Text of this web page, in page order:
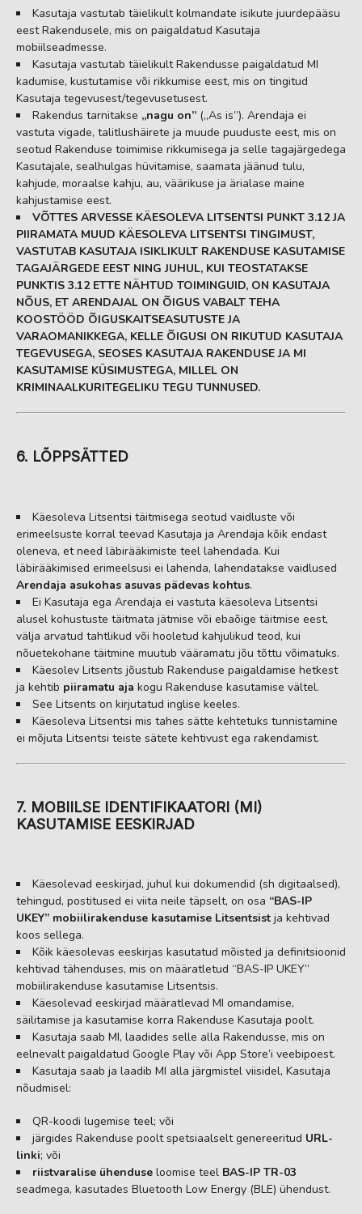
Kasutaja vastutab täielikult kolmandate isikute juurdepääsu
eest Rakendusele, mis on paigaldatud Kasutaja
mobiilseadmesse.
Kasutaja vastutab täielikult Rakendusse paigaldatud MI
kadumise, kustutamise või rikkumise eest, mis on tingitud
Kasutaja tegevusest/tegevusetusest.
Rakendus tarnitakse „nagu on” („As is”). Arendaja ei
vastuta vigade, talitlushäirete ja muude puuduste eest, mis on
seotud Rakenduse toimimise rikkumisega ja selle tagajärgedega
Kasutajale, sealhulgas hüvitamise, saamata jäänud tulu,
kahjude, moraalse kahju, au, väärikuse ja ärialase maine
kahjustamise eest.
VÕTTES ARVESSE KÄESOLEVA LITSENTSI PUNKT 3.12 JA
PIIRAMATA MUUD KÄESOLEVA LITSENTSI TINGIMUST,
VASTUTAB KASUTAJA ISIKLIKULT RAKENDUSE KASUTAMISE
TAGAJÄRGEDE EEST NING JUHUL, KUI TEOSTATAKSE
PUNKTIS 3.12 ETTE NÄHTUD TOIMINGUID, ON KASUTAJA
NÕUS, ET ARENDAJAL ON ÕIGUS VABALT TEHA
KOOSTÖÖD ÕIGUSKAITSEASUTUSTE JA
VARAOMANIKKEGA, KELLE ÕIGUSI ON RIKUTUD KASUTAJA
TEGEVUSEGA, SEOSES KASUTAJA RAKENDUSE JA MI
KASUTAMISE KÜSIMUSTEGA, MILLEL ON
KRIMINAALKURITEGELIKU TEGU TUNNUSED.
6. LÕPPSÄTTED
Käesoleva Litsentsi täitmisega seotud vaidluste või
erimeelsuste korral teevad Kasutaja ja Arendaja kõik endast
oleneva, et need läbirääkimiste teel lahendada. Kui
läbirääkimised erimeelsusi ei lahenda, lahendatakse vaidlused
Arendaja asukohas asuvas pädevas kohtus.
Ei Kasutaja ega Arendaja ei vastuta käesoleva Litsentsi
alusel kohustuste täitmata jätmise või ebaõige täitmise eest,
välja arvatud tahtlikud või hooletud kahjulikud teod, kui
nõuetekohane täitmine muutub vääramatu jõu tõttu võimatuks.
Käesolev Litsents jõustub Rakenduse paigaldamise hetkest
ja kehtib piiramatu aja kogu Rakenduse kasutamise vältel.
See Litsents on kirjutatud inglise keeles.
Käesoleva Litsentsi mis tahes sätte kehtetuks tunnistamine
ei mõjuta Litsentsi teiste sätete kehtivust ega rakendamist.
7. MOBIILSE IDENTIFIKAATORI (MI)
KASUTAMISE EESKIRJAD
Käesolevad eeskirjad, juhul kui dokumendid (sh digitaalsed),
tehingud, postitused ei viita neile täpselt, on osa “BAS-IP
UKEY” mobiilirakenduse kasutamise Litsentsist ja kehtivad
koos sellega.
Kõik käesolevas eeskirjas kasutatud mõisted ja definitsioonid
kehtivad tähenduses, mis on määratletud “BAS-IP UKEY”
mobiilirakenduse kasutamise Litsentsis.
Käesolevad eeskirjad määratlevad MI omandamise,
säilitamise ja kasutamise korra Rakenduse Kasutaja poolt.
Kasutaja saab MI, laadides selle alla Rakendusse, mis on
eelnevalt paigaldatud Google Play või App Store’i veebipoest.
Kasutaja saab ja laadib MI alla järgmistel viisidel, Kasutaja
nõudmisel:
QR-koodi lugemise teel; või
järgides Rakenduse poolt spetsiaalselt genereeritud URL-
linki; või
riistvaralise ühenduse loomise teel BAS-IP TR-03
seadmega, kasutades Bluetooth Low Energy (BLE) ühendust.